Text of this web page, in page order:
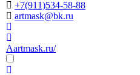
+7(911)534-58-88
artmask@bk.ru
Aartmask.ru/